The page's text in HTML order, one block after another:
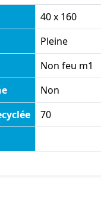
40 x 160
Pleine
Non feu m1
Non
70